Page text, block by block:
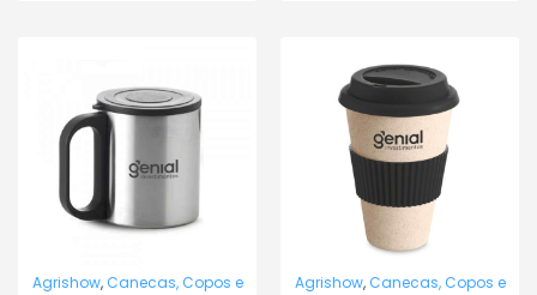
Agrishow, Canecas, Copos e
Agrishow, Canecas, Copos e